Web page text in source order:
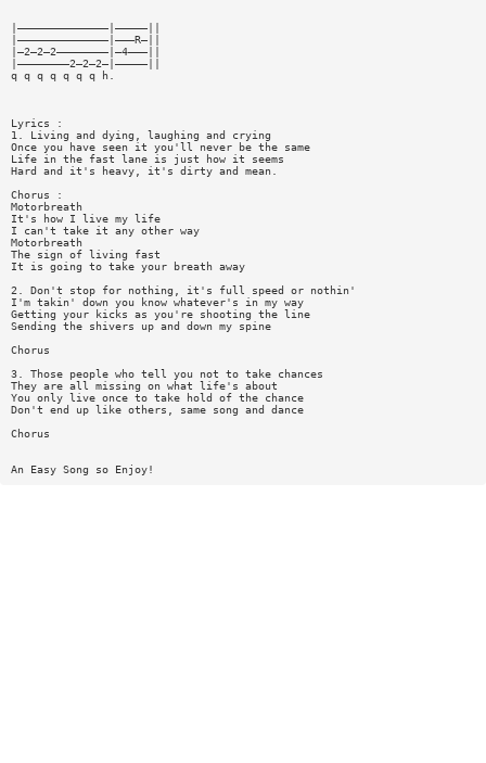
|——————————————|—————||
|——————————————|———R—||
|—2—2—2————————|—4———||
|————————2—2—2—|—————||
q q q q q q q h.
Lyrics :
1. Living and dying, laughing and crying
Once you have seen it you'll never be the same
Life in the fast lane is just how it seems
Hard and it's heavy, it's dirty and mean.
Chorus :
Motorbreath
It's how I live my life
I can't take it any other way
Motorbreath
The sign of living fast
It is going to take your breath away
2. Don't stop for nothing, it's full speed or nothin'
I'm takin' down you know whatever's in my way
Getting your kicks as you're shooting the line
Sending the shivers up and down my spine
Chorus
3. Those people who tell you not to take chances
They are all missing on what life's about
You only live once to take hold of the chance
Don't end up like others, same song and dance
Chorus
An Easy Song so Enjoy!